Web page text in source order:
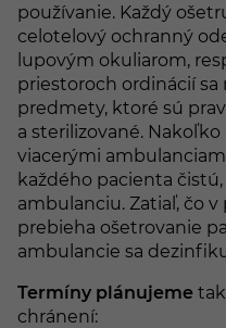
používanie. Každý
celotelový ochranný
lupovým okuliarom,
priestoroch ordinácií
predmety, ktoré sú
a sterilizované.
viacerými
každého pacienta
ambulanciu. Zatiaľ, čo
prebieha ošetrovanie
ambulancie sa
Termíny plánujeme
chránení: